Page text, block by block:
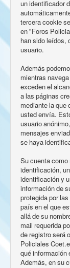
un identificador
tercera cookie
en "Foros
han sido leídos,
usuario.
Además
mientras
exceden el
a las páginas
mediante la que
usted envía.
usuario
mensajes
se haya
Su cuenta como
identificación,
identificación y
información de
protegida por
país en el que
allá de su
mail requerida
de registro será
Policiales
qué información
Además, en su